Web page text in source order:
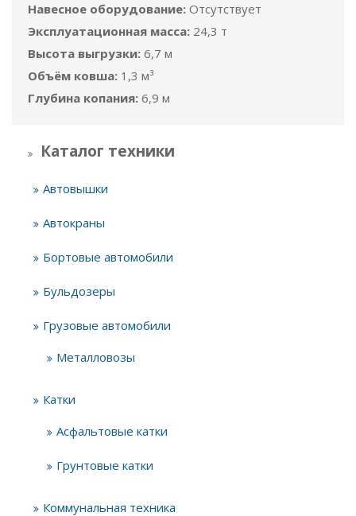
Навесное оборудование: Отсутствует
Эксплуатационная масса: 24,3 т
Высота выгрузки: 6,7 м
Объём ковша: 1,3 м³
Глубина копания: 6,9 м
Каталог техники
Автовышки
Автокраны
Бортовые автомобили
Бульдозеры
Грузовые автомобили
Металловозы
Катки
Асфальтовые катки
Грунтовые катки
Коммунальная техника